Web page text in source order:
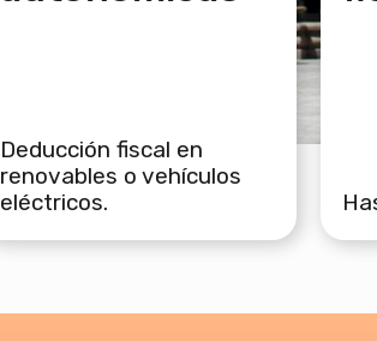
Deducción fiscal en
renovables o vehículos
eléctricos.